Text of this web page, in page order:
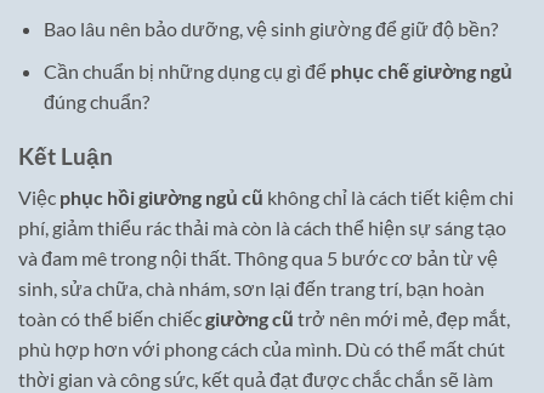
Bao lâu nên bảo dưỡng, vệ sinh giường để giữ độ bền?
Cần chuẩn bị những dụng cụ gì để phục chế giường ngủ
đúng chuẩn?
Kết Luận
Việc phục hồi giường ngủ cũ không chỉ là cách tiết kiệm chi
phí, giảm thiểu rác thải mà còn là cách thể hiện sự sáng tạo
và đam mê trong nội thất. Thông qua 5 bước cơ bản từ vệ
sinh, sửa chữa, chà nhám, sơn lại đến trang trí, bạn hoàn
toàn có thể biến chiếcgiường cũ trở nên mới mẻ, đẹp mắt,
phù hợp hơn với phong cách của mình. Dù có thể mất chút
thời gian và công sức, kết quả đạt được chắc chắn sẽ làm